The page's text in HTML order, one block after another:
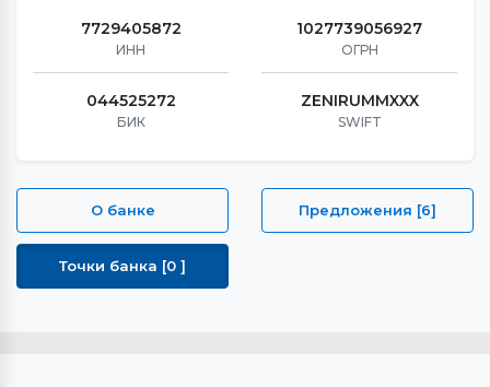
7729405872
ИНН
1027739056927
ОГРН
044525272
БИК
ZENIRUMMXXX
SWIFT
О банке
Точки банка [0 ]
Предложения [6]